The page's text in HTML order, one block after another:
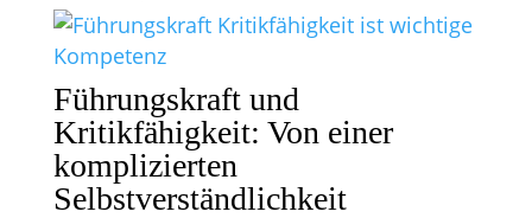
Führungskraft und
Kritikfähigkeit: Von einer
komplizierten
Selbstverständlichkeit